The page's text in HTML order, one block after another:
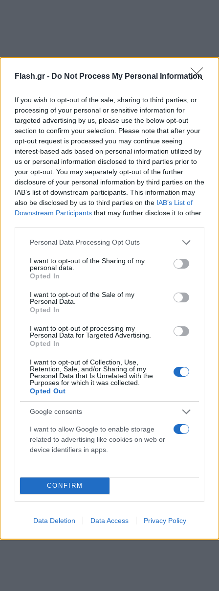
Flash.gr - Do Not Process My Personal Information
If you wish to opt-out of the sale, sharing to third parties, or
processing of your personal or sensitive information for
targeted advertising by us, please use the below opt-out
section to confirm your selection. Please note that after your
opt-out request is processed you may continue seeing
interest-based ads based on personal information utilized by
us or personal information disclosed to third parties prior to
your opt-out. You may separately opt-out of the further
disclosure of your personal information by third parties on the
IAB’s list of downstream participants. This information may
also be disclosed by us to third parties on the IAB’s List of
Downstream Participants that may further disclose it to other
Please note that this website/app uses one or more Google
not limited to your visit or usage behaviour. You may click to
grant or deny consent to Google and its third-party tags to
use your data for below specified purposes in below Google
consent section.
Personal Data Processing Opt Outs
I want to opt-out of the Sharing of my
personal data.
Opted In
I want to opt-out of the Sale of my
Personal Data.
Opted In
I want to opt-out of processing my
Personal Data for Targeted Advertising.
Opted In
I want to opt-out of Collection, Use,
Retention, Sale, and/or Sharing of my
Personal Data that Is Unrelated with the
Purposes for which it was collected.
Opted Out
Google consents
I want to allow Google to enable storage
related to advertising like cookies on web or
device identifiers in apps.
CONFIRM
Data Deletion Data Access Privacy Policy
Σημειώνεται ότι συγκρίνουν Φιντάν και
Γεραπετρίτη σχολιάζοντας ότι στα ΥΠΕΞ και των
δύο χωρών τοποθετήθηκαν έμπιστοι αντίστοιχα
του Ερντογάν και του Μητσοτάκη.
Για το Νίκο Δένδια, τον οποίο ήδη γνωρίζουν, τα
τουρκικά ΜΜΕ σχολιάζουν ότι αναλαμβάνει τώρα
ο Δένδιας θα διαχειριστεί το εξοπλιστικό
πρόγραμμα. Οι ελληνικοί εξοπλισμοί είναι το
«αγκάθι» που θα θέσει μάλιστα και κατά τη
Λιθουανίας ο Ερντογάν στον Μητσοτάκη.